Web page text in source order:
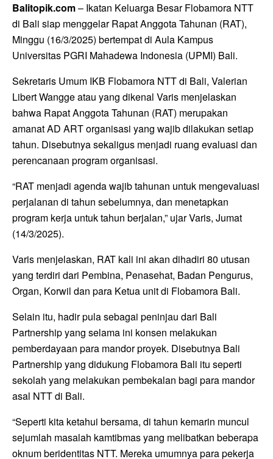
Balitopik.com– Ikatan Keluarga Besar Flobamora NTT
di Bali siap menggelar Rapat Anggota Tahunan (RAT),
Minggu (16/3/2025) bertempat di Aula Kampus
Universitas PGRI Mahadewa Indonesia (UPMI) Bali.
Sekretaris Umum IKB Flobamora NTT di Bali, Valerian
Libert Wangge atau yang dikenal Varis menjelaskan
bahwa Rapat Anggota Tahunan (RAT) merupakan
amanat AD ART organisasi yang wajib dilakukan setiap
tahun. Disebutnya sekaligus menjadi ruang evaluasi dan
perencanaan program organisasi.
“RAT menjadi agenda wajib tahunan untuk mengevaluasi
perjalanan di tahun sebelumnya, dan menetapkan
program kerja untuk tahun berjalan,” ujar Varis, Jumat
(14/3/2025).
Varis menjelaskan, RAT kali ini akan dihadiri 80 utusan
yang terdiri dari Pembina, Penasehat, Badan Pengurus,
Organ, Korwil dan para Ketua unit di Flobamora Bali.
Selain itu, hadir pula sebagai peninjau dari Bali
Partnership yang selama ini konsen melakukan
pemberdayaan para mandor proyek. Disebutnya Bali
Partnership yang didukung Flobamora Bali itu seperti
sekolah yang melakukan pembekalan bagi para mandor
asal NTT di Bali.
“Seperti kita ketahui bersama, di tahun kemarin muncul
sejumlah masalah kamtibmas yang melibatkan beberapa
oknum beridentitas NTT. Mereka umumnya para pekerja